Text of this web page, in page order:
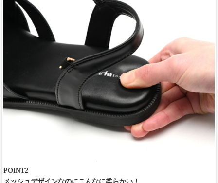
POINT2
メッシュデザインなのにこんなに柔らかい！